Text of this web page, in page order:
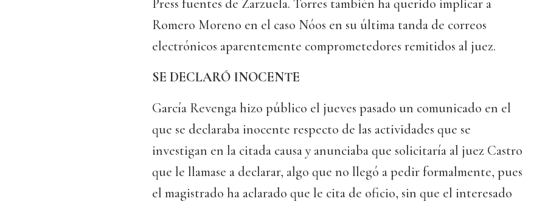
Press fuentes de Zarzuela. Torres también ha querido implicar a
Romero Moreno en el caso Nóos en su última tanda de correos
electrónicos aparentemente comprometedores remitidos al juez.
SE DECLARÓ INOCENTE
García Revenga hizo público el jueves pasado un comunicado en el
que se declaraba inocente respecto de las actividades que se
investigan en la citada causa y anunciaba que solicitaría al juez Castro
que le llamase a declarar, algo que no llegó a pedir formalmente, pues
el magistrado ha aclarado que le cita de oficio, sin que el interesado